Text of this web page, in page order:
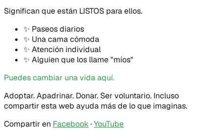
Significan que están LISTOS para ellos.
✨ Paseos diarios
✨ Una cama cómoda
✨ Atención individual
✨ Alguien que los llame "míos"
Puedes cambiar una vida aquí.
Adoptar. Apadrinar. Donar. Ser voluntario. Incluso
compartir esta web ayuda más de lo que imaginas.
Compartir en Facebook·YouTube